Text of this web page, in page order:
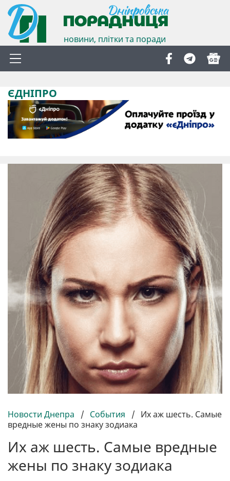
новини, плітки та поради
ЄДНІПРО
Новости Днепра / События / Их аж шесть. Самые
вредные жены по знаку зодиака
Их аж шесть. Самые вредные
жены по знаку зодиака